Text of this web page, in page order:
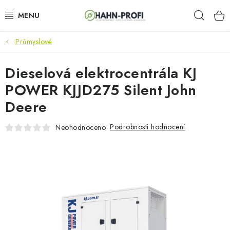
na
KLIMATIZACE
ELEKTROCENTRÁLY
ZAHRADNÍ TECHNIKA
STAVEBNÍ TECHNIKA
Průmyslové
Dieselová elektrocentrála KJ
POWER KJJD275 Silent John
Deere
Neohodnoceno Podrobnosti hodnocení